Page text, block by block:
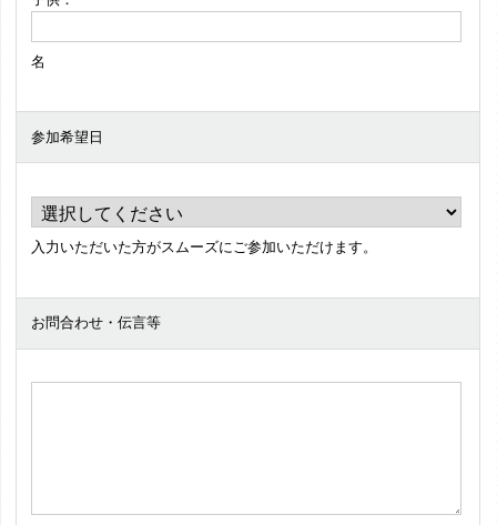
名
参加希望日
入力いただいた方がスムーズにご参加いただけます。
お問合わせ・伝言等